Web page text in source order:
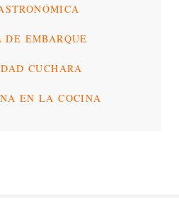
DE EMBARQUE
CUCHARA
EN LA COCINA